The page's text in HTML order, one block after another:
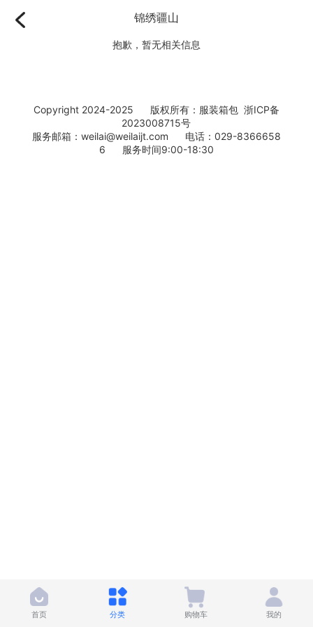
锦绣疆山
抱歉，暂无相关信息
Copyright 2024-2025 版权所有：服装箱包 浙ICP备
2023008715号
服务邮箱：weilai@weilaijt.com 电话：029-8366658
6 服务时间9:00-18:30
首页 分类 购物车 我的